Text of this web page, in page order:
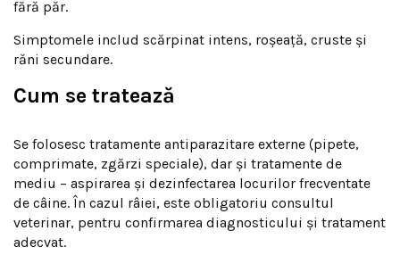
fără păr.
Simptomele includ scărpinat intens, roșeață, cruste și
răni secundare.
Cum se tratează
Se folosesc tratamente antiparazitare externe (pipete,
comprimate, zgărzi speciale), dar și tratamente de
mediu – aspirarea și dezinfectarea locurilor frecventate
de câine. În cazul râiei, este obligatoriu consultul
veterinar, pentru confirmarea diagnosticului și tratament
adecvat.